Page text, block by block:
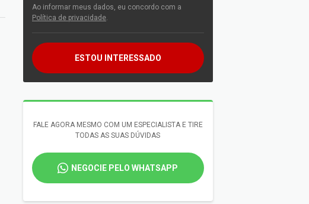
Ao informar meus dados, eu concordo com a
Política de privacidade.
ESTOU INTERESSADO
FALE AGORA MESMO COM UM ESPECIALISTA E TIRE
TODAS AS SUAS DÚVIDAS
NEGOCIE PELO WHATSAPP